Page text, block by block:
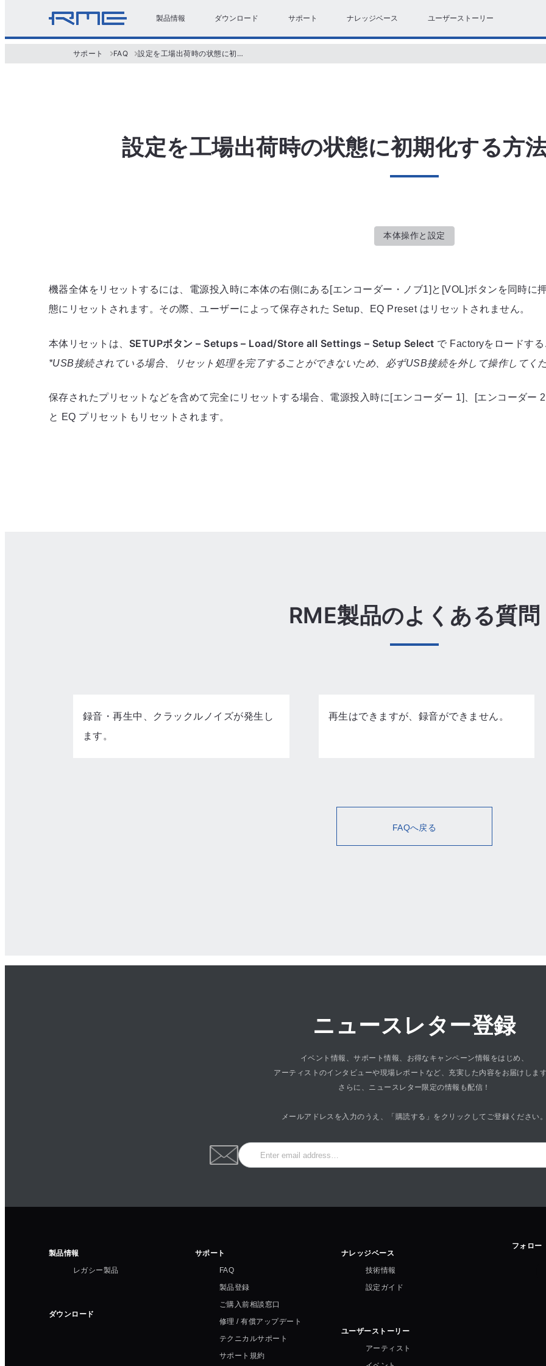
製品情報 ダウンロード サポート ナレッジベース ユーザーストーリー
サポート FAQ 設定を工場出荷時の状態に初期化する方法はありますか？
設定を工場出荷時の状態に初期化する方
本体操作と設定
機器全体をリセットするには、電源投入時に本体の右側にある[エンコーダー・ノブ1]と[VOL]ボタンを同時に
態にリセットされます。その際、ユーザーによって保存された Setup、EQ Preset はリセットされません。
本体リセットは、 SETUPボタン – Setups – Load/Store all Settings – Setup Select で Factoryをロードす
*USB接続されている場合、リセット処理を完了することができないため、必ずUSB接続を外して操作してく
保存されたプリセットなどを含めて完全にリセットする場合、電源投入時に[エンコーダー 1]、[エンコーダー
と EQ プリセットもリセットされます。
RME製品のよくある質問
録音・再生中、クラックルノイズが発生し
ます。
再生はできますが、録音ができません。
FAQへ戻る
ニュースレター登録
イベント情報、サポート情報、お得なキャンペーン情報をはじめ、
アーティストのインタビューや現場レポートなど、充実した内容をお届けしま
さらに、ニュースレター限定の情報も配信！
メールアドレスを入力のうえ、「購読する」をクリックしてご登録ください
製品情報
レガシー製品
ダウンロード
サポート
FAQ
製品登録
ご購入前相談窓口
修理 / 有償アップデート
テクニカルサポート
サポート規約
ナレッジベース
技術情報
設定ガイド
ユーザーストーリー
アーティスト
フォロー